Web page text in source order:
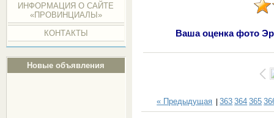
ИНФОРМАЦИЯ О САЙТЕ
«ПРОВИНЦИАЛЫ»
КОНТАКТЫ
Новые объявления
Ваша оценка фото
« Предыдущая |363 364 365